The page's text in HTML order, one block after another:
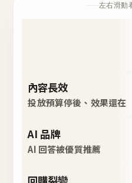
左右滑動
內容長效
投放預算停後、效果還在
AI 品牌
AI 回答被優質推薦